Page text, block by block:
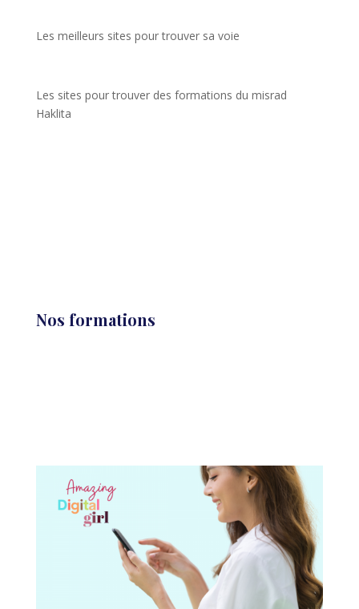
Les meilleurs sites pour trouver sa voie
Les sites pour trouver des formations du misrad
Haklita
Nos formations